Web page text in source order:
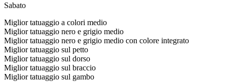
Sabato
Miglior tatuaggio a colori medio
Miglior tatuaggio nero e grigio medio
Miglior tatuaggio nero e grigio medio con colore integrato
Miglior tatuaggio sul petto
Miglior tatuaggio sul dorso
Miglior tatuaggio sul braccio
Miglior tatuaggio sul gambo